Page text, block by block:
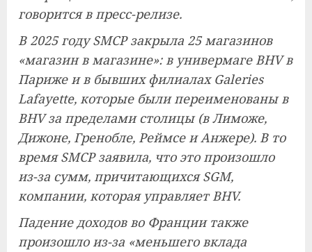
говорится в пресс-релизе.
В 2025 году SMCP закрыла 25 магазинов
«магазин в магазине»: в универмаге BHV в
Париже и в бывших филиалах Galeries
Lafayette, которые были переименованы в
BHV за пределами столицы (в Лиможе,
Дижоне, Гренобле, Реймсе и Анжере). В то
время SMCP заявила, что это произошло
из-за сумм, причитающихся SGM,
компании, которая управляет BHV.
Падение доходов во Франции также
произошло из-за «меньшего вклада